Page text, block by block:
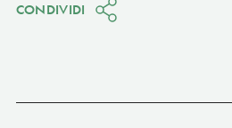
CONDIVIDI